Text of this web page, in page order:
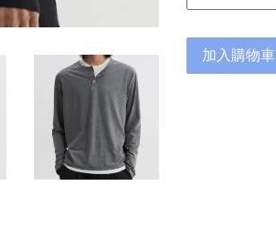
加入購物車